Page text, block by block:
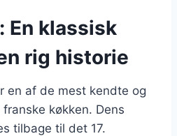
En klassisk
rig historie
en af de mest kendte og
køkken. Dens
tilbage til det 17.